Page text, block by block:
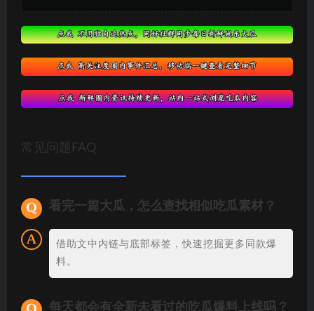
常见问题FAQ
看完一篇大瓜，怎么查找相似吃瓜素材？
借助文中内链与底部标签，快速挖掘更多同款爆
料。
每天都会有全新未看过的吃瓜爆料上线吗？